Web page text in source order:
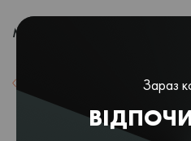
МЕНЮ
Зараз